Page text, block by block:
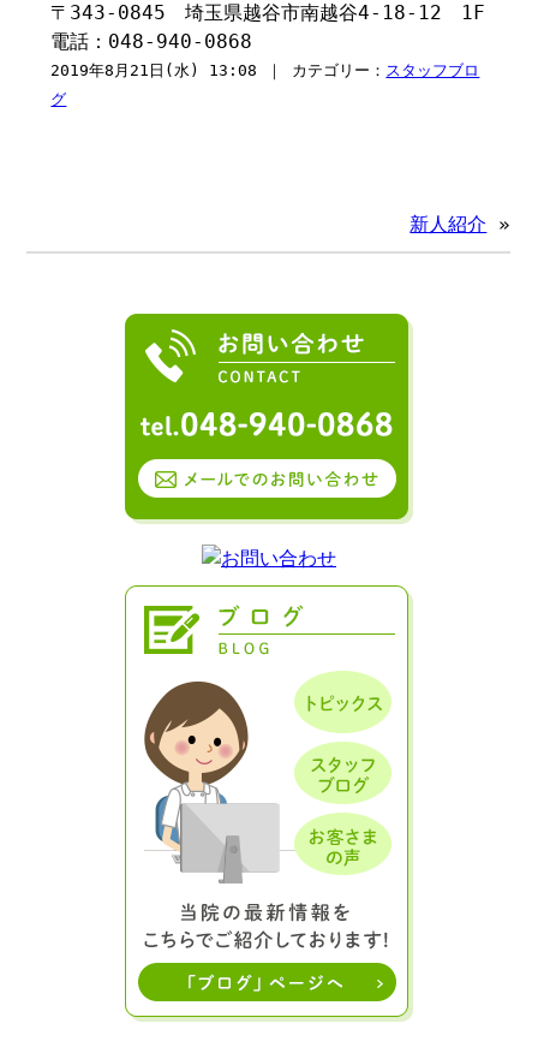
〒343-0845 埼玉県越谷市南越谷4-18-12 1F
電話：048-940-0868
2019年8月21日(水) 13:08 ｜ カテゴリー： スタッフブロ
グ
新人紹介 »